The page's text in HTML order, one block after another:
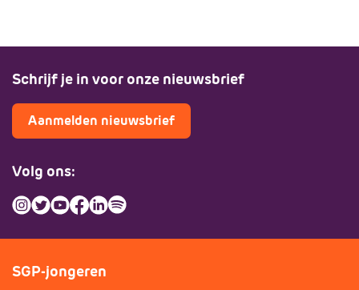
Schrijf je in voor onze nieuwsbrief
Aanmelden nieuwsbrief
Volg ons:
SGP-jongeren